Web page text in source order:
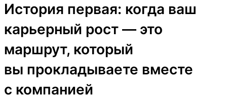
История первая: когда ваш
карьерный рост — это
маршрут, который
вы прокладываете вместе
с компанией